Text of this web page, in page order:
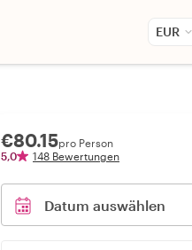
EUR
€80.15pro Person
5,0
148 Bewertungen
Datum auswählen